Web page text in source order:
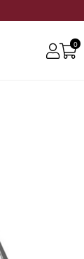
0